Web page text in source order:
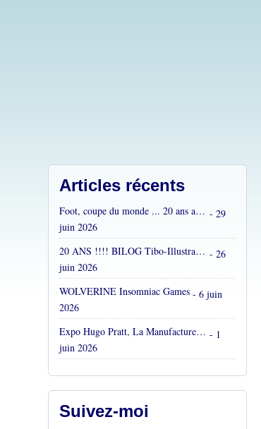
Articles récents
Foot, coupe du monde ... 20 ans après... - 29
juin 2026
20 ANS !!!! BILOG Tibo-Illustrations !! C'est fou ! - 26
juin 2026
WOLVERINE Insomniac Games - 6 juin
2026
Expo Hugo Pratt, La Manufacture, Aix en Provence, Mai 2026 - 1
juin 2026
Suivez-moi